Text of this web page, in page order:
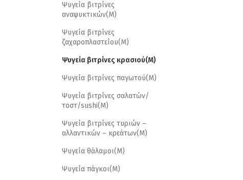
Ψυγεία βιτρίνες
αναψυκτικών(M)
Ψυγεία βιτρίνες
ζαχαροπλαστείου(M)
Ψυγεία βιτρίνες κρασιού(M)
Ψυγεία βιτρίνες παγωτού(M)
Ψυγεία βιτρίνες σαλατών/
τοστ/sushi(M)
Ψυγεία βιτρίνες τυριών –
αλλαντικών – κρεάτων(M)
Ψυγεία θάλαμοι(M)
Ψυγεία πάγκοι(M)